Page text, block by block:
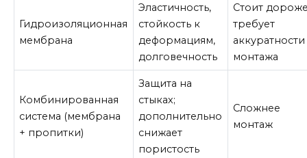
Гидроизоляционная
мембрана
Эластичность,
стойкость к
деформациям,
долговечность
Стоит
требует
аккуратности
монтажа
Комбинированная
система (мембрана
+ пропитки)
Защита на
стыках;
дополнительно
снижает
пористость
Сложнее
монтаж